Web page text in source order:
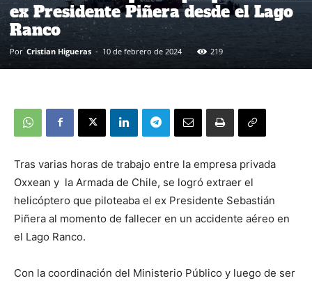
ex Presidente Piñera desde el Lago
Ranco
Por Cristian Higueras - 10 de febrero de 2024 219
Tras varias horas de trabajo entre la empresa privada
Oxxean y la Armada de Chile, se logró extraer el
helicóptero que piloteaba el ex Presidente Sebastián
Piñera al momento de fallecer en un accidente aéreo en
el Lago Ranco.
Con la coordinación del Ministerio Público y luego de ser